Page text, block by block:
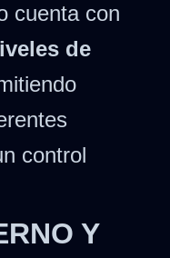
cuenta con
de
control
Y